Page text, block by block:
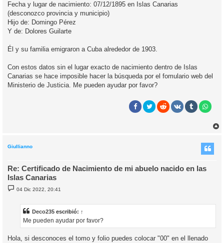
Fecha y lugar de nacimiento: 07/12/1895 en Islas Canarias
(desconozco provincia y municipio)
Hijo de: Domingo Pérez
Y de: Dolores Guilarte
Él y su familia emigraron a Cuba alrededor de 1903.
Con estos datos sin el lugar exacto de nacimiento dentro de Islas
Canarias se hace imposible hacer la búsqueda por el fomulario web del
Ministerio de Justicia. Me pueden ayudar por favor?
Giullianno
Re: Certificado de Nacimiento de mi abuelo nacido en las
Islas Canarias
M
e
04 Dic 2022, 20:41
Deco235 escribió: ↑
Me pueden ayudar por favor?
Hola, si desconoces el tomo y folio puedes colocar "00" en el llenado